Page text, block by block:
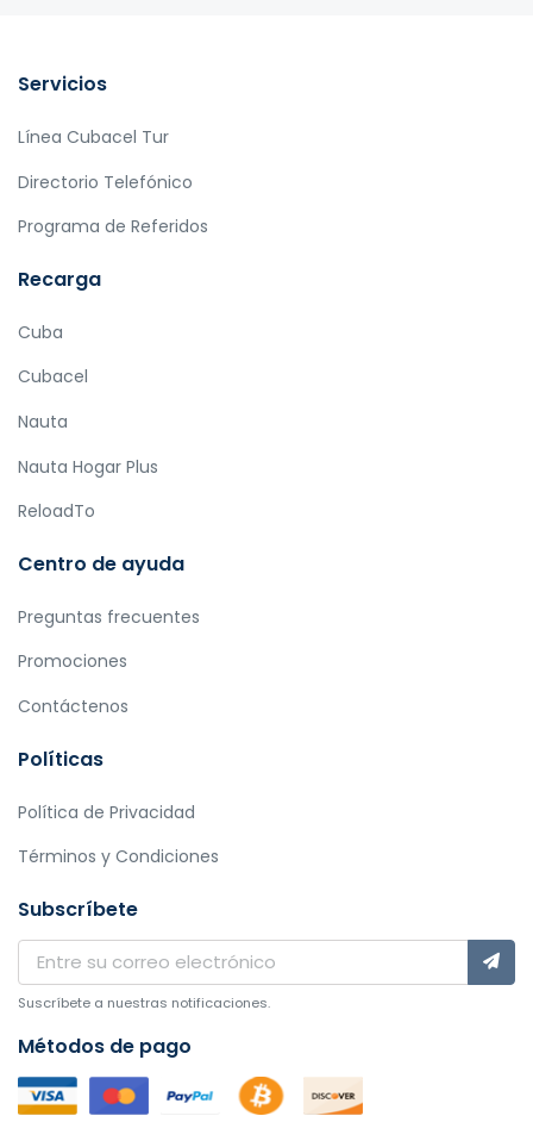
Servicios
Línea Cubacel Tur
Directorio Telefónico
Programa de Referidos
Recarga
Cuba
Cubacel
Nauta
Nauta Hogar Plus
ReloadTo
Centro de ayuda
Preguntas frecuentes
Promociones
Contáctenos
Políticas
Política de Privacidad
Términos y Condiciones
Subscríbete
Suscríbete a nuestras notificaciones.
Métodos de pago